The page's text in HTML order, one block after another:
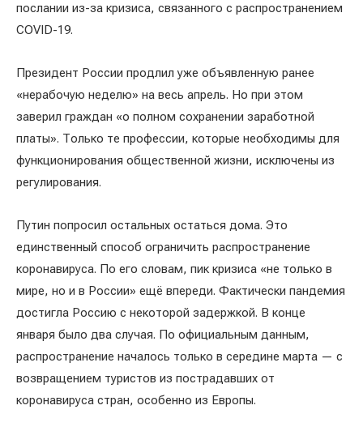
послании из-за кризиса, связанного с распространением
COVID-19.
Президент России продлил уже объявленную ранее
«нерабочую неделю» на весь апрель. Но при этом
заверил граждан «о полном сохранении заработной
платы». Только те профессии, которые необходимы для
функционирования общественной жизни, исключены из
регулирования.
Путин попросил остальных остаться дома. Это
единственный способ ограничить распространение
коронавируса. По его словам, пик кризиса «не только в
мире, но и в России» ещё впереди. Фактически пандемия
достигла Россию с некоторой задержкой. В конце
января было два случая. По официальным данным,
распространение началось только в середине марта — с
возвращением туристов из пострадавших от
коронавируса стран, особенно из Европы.